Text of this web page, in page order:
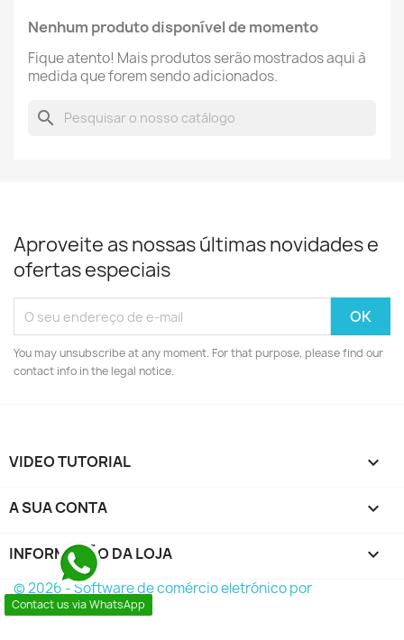
Nenhum produto disponível de momento
Fique atento! Mais produtos serão mostrados aqui à
medida que forem sendo adicionados.
search
Aproveite as nossas últimas novidades e
ofertas especiais
You may unsubscribe at any moment. For that purpose, please find our
contact info in the legal notice.
VIDEO TUTORIAL 
A SUA CONTA 
INFORMAÇÃO DA LOJA keyboard_arrow_down
Contact us via WhatsApp
© 2026 - Software de comércio eletrónico por
PrestaShop™